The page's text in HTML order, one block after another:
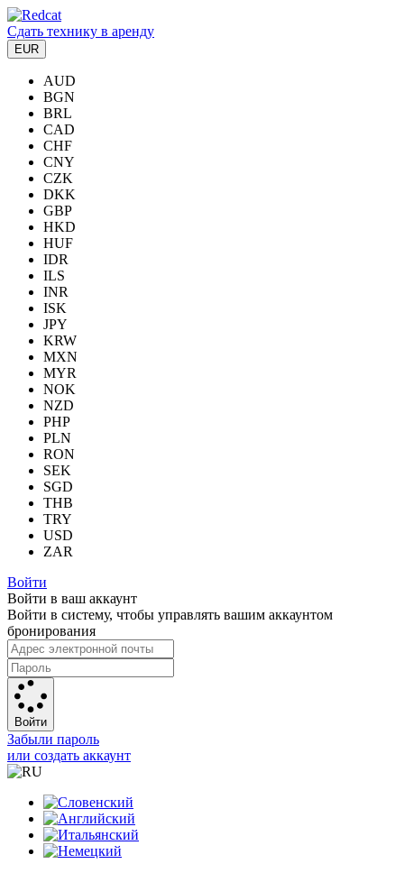
Сдать технику в аренду
EUR
AUD
BGN
BRL
CAD
CHF
CNY
CZK
DKK
GBP
HKD
HUF
IDR
ILS
INR
ISK
JPY
KRW
MXN
MYR
NOK
NZD
PHP
PLN
RON
SEK
SGD
THB
TRY
USD
ZAR
Войти
Войти в ваш аккаунт
Войти в систему, чтобы управлять вашим аккаунтом
бронирования
Войти
Забыли пароль
или создать аккаунт